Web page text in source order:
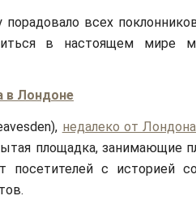
всех
в настоящем мире
в Лондоне
недалеко от Лондона
площадка, занимающие
с историей